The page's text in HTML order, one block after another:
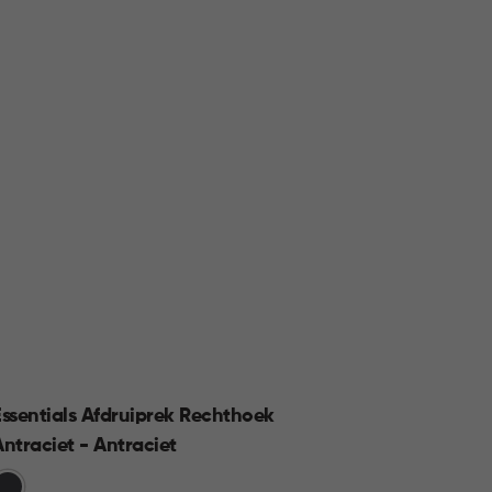
Afdruiprek Rechthoek
- Antraciet